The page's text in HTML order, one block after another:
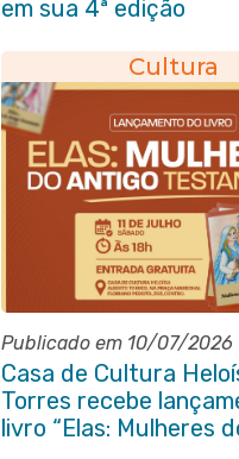
em sua 4ª edição
Cultura
Publicado em 10/07/2026
Casa de Cultura
Torres recebe
livro “Elas: Mulheres